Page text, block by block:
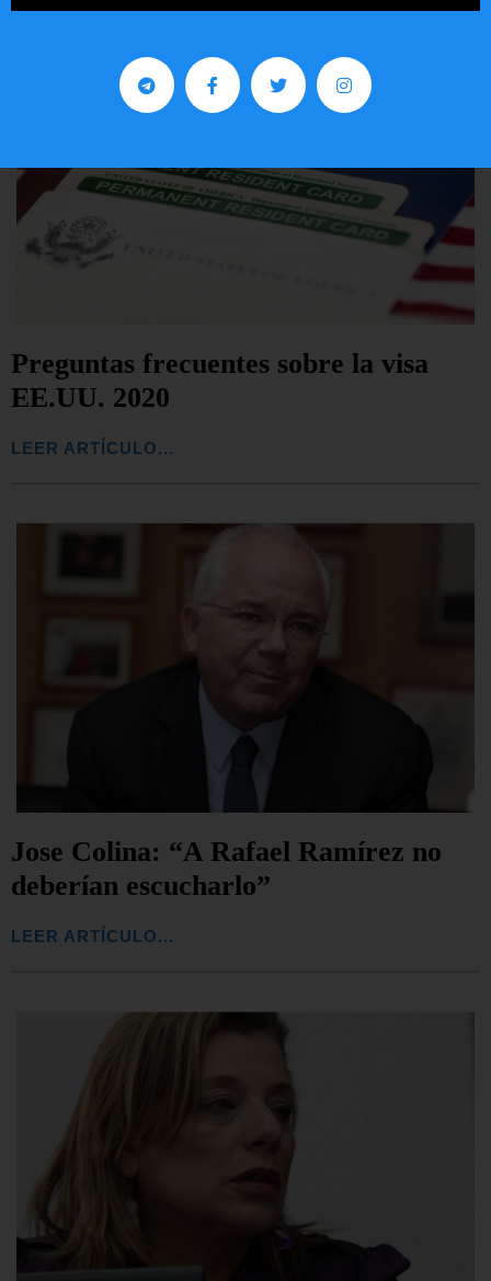
Preguntas frecuentes sobre la visa
EE.UU. 2020
LEER ARTÍCULO...
Jose Colina: “A Rafael Ramírez no
deberían escucharlo”
LEER ARTÍCULO...